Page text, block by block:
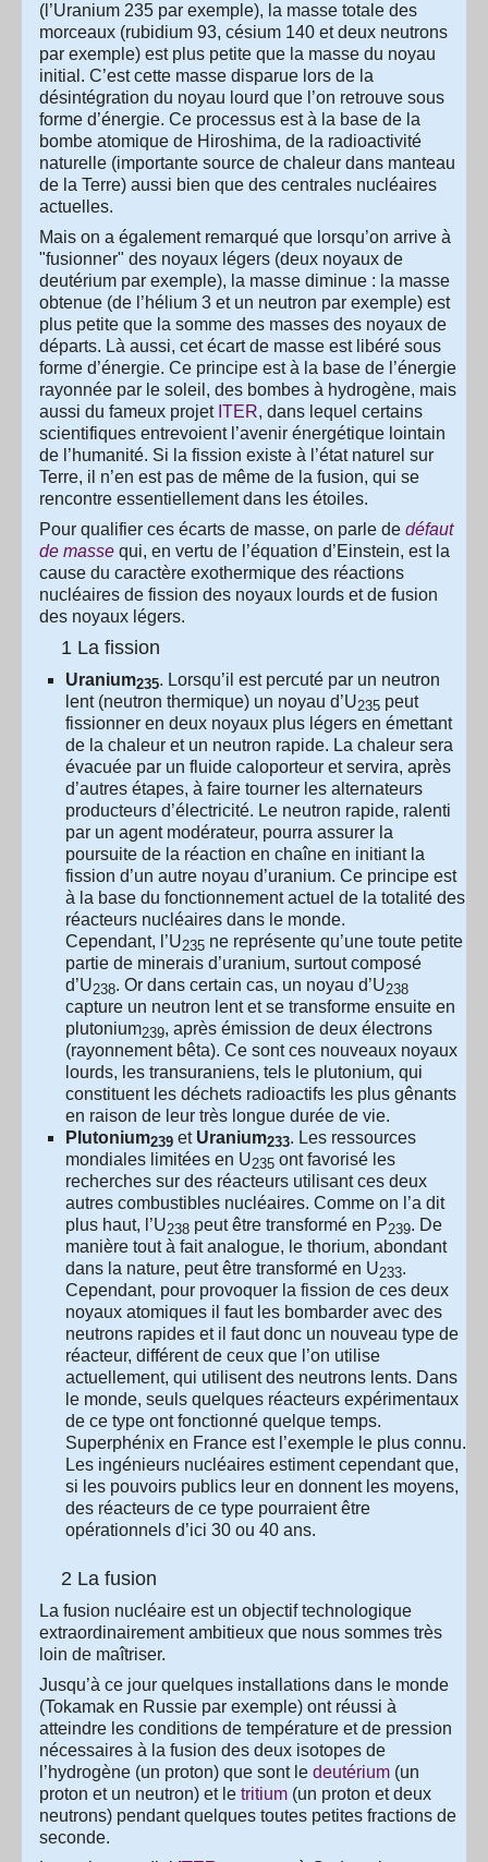
(l’Uranium 235 par exemple), la masse totale des
morceaux (rubidium 93, césium 140 et deux neutrons
par exemple) est plus petite que la masse du noyau
initial. C’est cette masse disparue lors de la
désintégration du noyau lourd que l’on retrouve sous
forme d’énergie. Ce processus est à la base de la
bombe atomique de Hiroshima, de la radioactivité
naturelle (importante source de chaleur dans manteau
de la Terre) aussi bien que des centrales nucléaires
actuelles.
Mais on a également remarqué que lorsqu’on arrive à
"fusionner" des noyaux légers (deux noyaux de
deutérium par exemple), la masse diminue : la masse
obtenue (de l’hélium 3 et un neutron par exemple) est
plus petite que la somme des masses des noyaux de
départs. Là aussi, cet écart de masse est libéré sous
forme d’énergie. Ce principe est à la base de l’énergie
rayonnée par le soleil, des bombes à hydrogène, mais
aussi du fameux projet ITER, dans lequel certains
scientifiques entrevoient l’avenir énergétique lointain
de l’humanité. Si la fission existe à l’état naturel sur
Terre, il n’en est pas de même de la fusion, qui se
rencontre essentiellement dans les étoiles.
Pour qualifier ces écarts de masse, on parle de défaut
de masse qui, en vertu de l’équation d’Einstein, est la
cause du caractère exothermique des réactions
nucléaires de fission des noyaux lourds et de fusion
des noyaux légers.
1 La fission
Uranium235. Lorsqu’il est percuté par un neutron
lent (neutron thermique) un noyau d’U235 peut
fissionner en deux noyaux plus légers en émettant
de la chaleur et un neutron rapide. La chaleur sera
évacuée par un fluide caloporteur et servira, après
d’autres étapes, à faire tourner les alternateurs
producteurs d’électricité. Le neutron rapide, ralenti
par un agent modérateur, pourra assurer la
poursuite de la réaction en chaîne en initiant la
fission d’un autre noyau d’uranium. Ce principe est
à la base du fonctionnement actuel de la totalité des
réacteurs nucléaires dans le monde.
Cependant, l’U235 ne représente qu’une toute petite
partie de minerais d’uranium, surtout composé
d’U238. Or dans certain cas, un noyau d’U238
capture un neutron lent et se transforme ensuite en
plutonium239, après émission de deux électrons
(rayonnement bêta). Ce sont ces nouveaux noyaux
lourds, les transuraniens, tels le plutonium, qui
constituent les déchets radioactifs les plus gênants
en raison de leur très longue durée de vie.
Plutonium239 et Uranium233. Les ressources
mondiales limitées en U235 ont favorisé les
recherches sur des réacteurs utilisant ces deux
autres combustibles nucléaires. Comme on l’a dit
plus haut, l’U238 peut être transformé en P239. De
manière tout à fait analogue, le thorium, abondant
dans la nature, peut être transformé en U233.
Cependant, pour provoquer la fission de ces deux
noyaux atomiques il faut les bombarder avec des
neutrons rapides et il faut donc un nouveau type de
réacteur, différent de ceux que l’on utilise
actuellement, qui utilisent des neutrons lents. Dans
le monde, seuls quelques réacteurs expérimentaux
de ce type ont fonctionné quelque temps.
Superphénix en France est l’exemple le plus connu.
Les ingénieurs nucléaires estiment cependant que,
si les pouvoirs publics leur en donnent les moyens,
des réacteurs de ce type pourraient être
opérationnels d’ici 30 ou 40 ans.
2 La fusion
La fusion nucléaire est un objectif technologique
extraordinairement ambitieux que nous sommes très
loin de maîtriser.
Jusqu’à ce jour quelques installations dans le monde
(Tokamak en Russie par exemple) ont réussi à
atteindre les conditions de température et de pression
nécessaires à la fusion des deux isotopes de
l’hydrogène (un proton) que sont le deutérium (un
proton et un neutron) et le tritium (un proton et deux
neutrons) pendant quelques toutes petites fractions de
seconde.